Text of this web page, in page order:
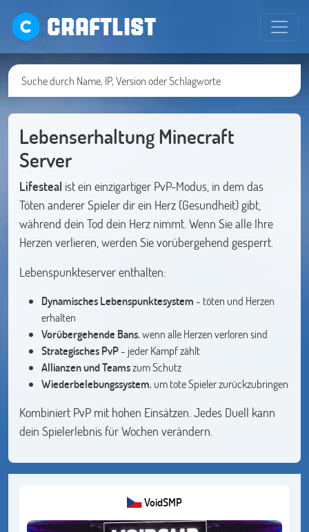
CRAFTLIST
Lebenserhaltung Minecraft
Server
Lifesteal ist ein einzigartiger PvP-Modus, in dem das
Töten anderer Spieler dir ein Herz (Gesundheit) gibt,
während dein Tod dein Herz nimmt. Wenn Sie alle Ihre
Herzen verlieren, werden Sie vorübergehend gesperrt.
Lebenspunkteserver enthalten:
Dynamisches Lebenspunktesystem - töten und Herzen
erhalten
Vorübergehende Bans, wenn alle Herzen verloren sind
Strategisches PvP- jeder Kampf zählt
Allianzen und Teamszum Schutz
Wiederbelebungssystem, um tote Spieler zurückzubringen
Kombiniert PvP mit hohen Einsätzen. Jedes Duell kann
dein Spielerlebnis für Wochen verändern.
VoidSMP